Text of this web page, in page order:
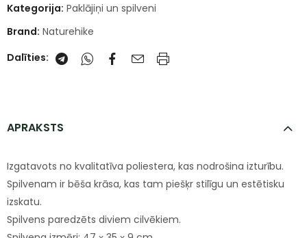
Kategorija: Paklājiņi un spilveni
Brand: Naturehike
Dalīties:
APRAKSTS
Izgatavots no kvalitatīva poliestera, kas nodrošina izturību.
Spilvenam ir bēša krāsa, kas tam piešķr stilīgu un estētisku
izskatu.
Spilvens paredzēts diviem cilvēkiem.